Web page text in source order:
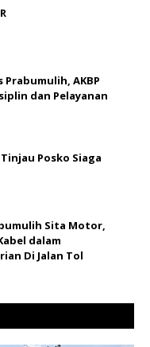
AKBP
dan Pelayanan
Posko Siaga
Sita Motor,
dalam
Di Jalan Tol